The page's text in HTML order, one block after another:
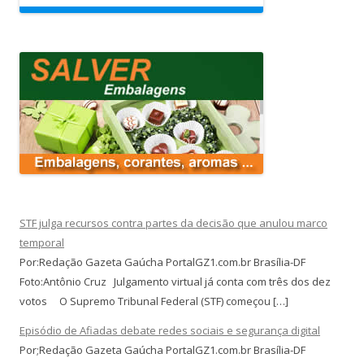
STF julga recursos contra partes da decisão que anulou marco
temporal
Por:Redação Gazeta Gaúcha PortalGZ1.com.br Brasília-DF
Foto:Antônio Cruz Julgamento virtual já conta com três dos dez
votos O Supremo Tribunal Federal (STF) começou […]
Episódio de Afiadas debate redes sociais e segurança digital
Por;Redação Gazeta Gaúcha PortalGZ1.com.br Brasília-DF